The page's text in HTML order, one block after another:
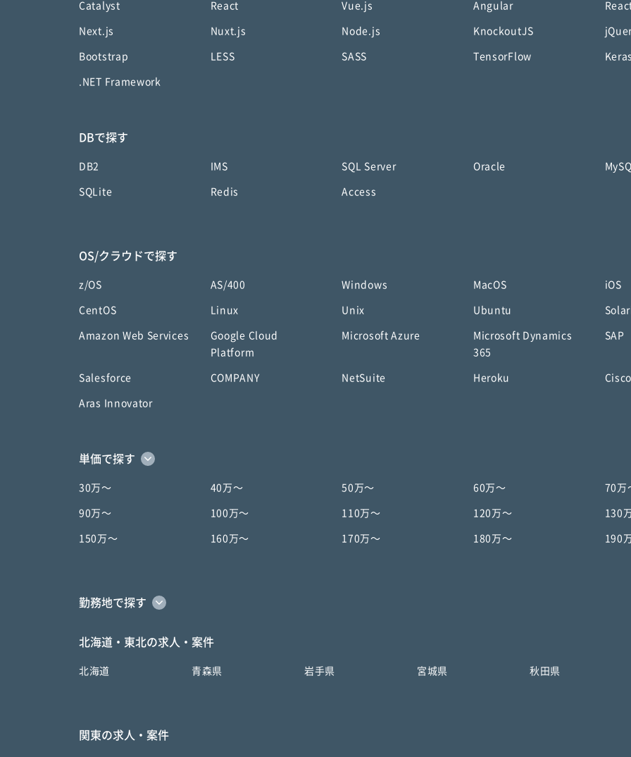
Catalyst React Vue.js Angular
Next.js Nuxt.js Node.js KnockoutJS
Bootstrap LESS SASS TensorFlow Keras
.NET Framework
DBで探す
DB2 IMS SQL Server Oracle
SQLite Redis Access
OS/クラウドで探す
z/OS AS/400 Windows MacOS iOS
CentOS Linux Unix Ubuntu
Amazon Web Services
Google Cloud
Platform
Microsoft Azure
Microsoft Dynamics
365
SAP
Salesforce COMPANY NetSuite Heroku Cisco
Aras Innovator
単価で探す
30万〜 40万〜 50万〜 60万〜 70万
90万〜 100万〜 110万〜 120万〜 130
150万〜 160万〜 170万〜 180万〜 190
勤務地で探す
北海道・東北の求人・案件
北海道 青森県 岩手県 宮城県 秋田県
関東の求人・案件